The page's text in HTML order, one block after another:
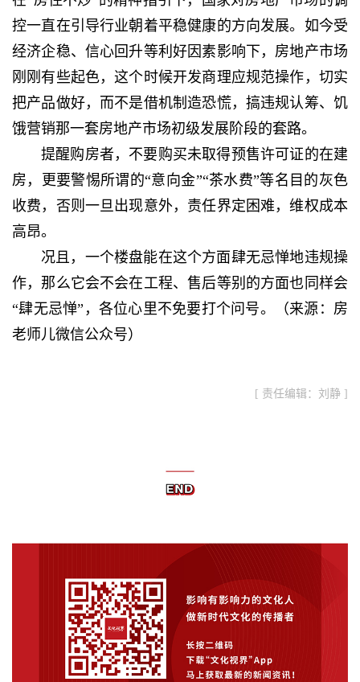
控一直在引导行业朝着平稳健康的方向发展。如今受
经济企稳、信心回升等利好因素影响下，房地产市场
刚刚有些起色，这个时候开发商理应规范操作，切实
把产品做好，而不是借机制造恐慌，搞违规认筹、饥
饿营销那一套房地产市场初级发展阶段的套路。
提醒购房者，不要购买未取得预售许可证的在建
房，更要警惕所谓的“意向金”“茶水费”等名目的灰色
收费，否则一旦出现意外，责任界定困难，维权成本
高昂。
况且，一个楼盘能在这个方面肆无忌惮地违规操
作，那么它会不会在工程、售后等别的方面也同样会
“肆无忌惮”，各位心里不免要打个问号。（来源：房
老师儿微信公众号）
[ 责任编辑：刘静 ]